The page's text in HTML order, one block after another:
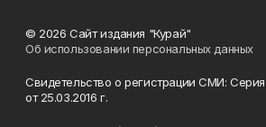
© 2026 Сайт издания "Курай"
Об использовании персональных данных
Свидетельство о регистрации СМИ:
от 25.03.2016 г.